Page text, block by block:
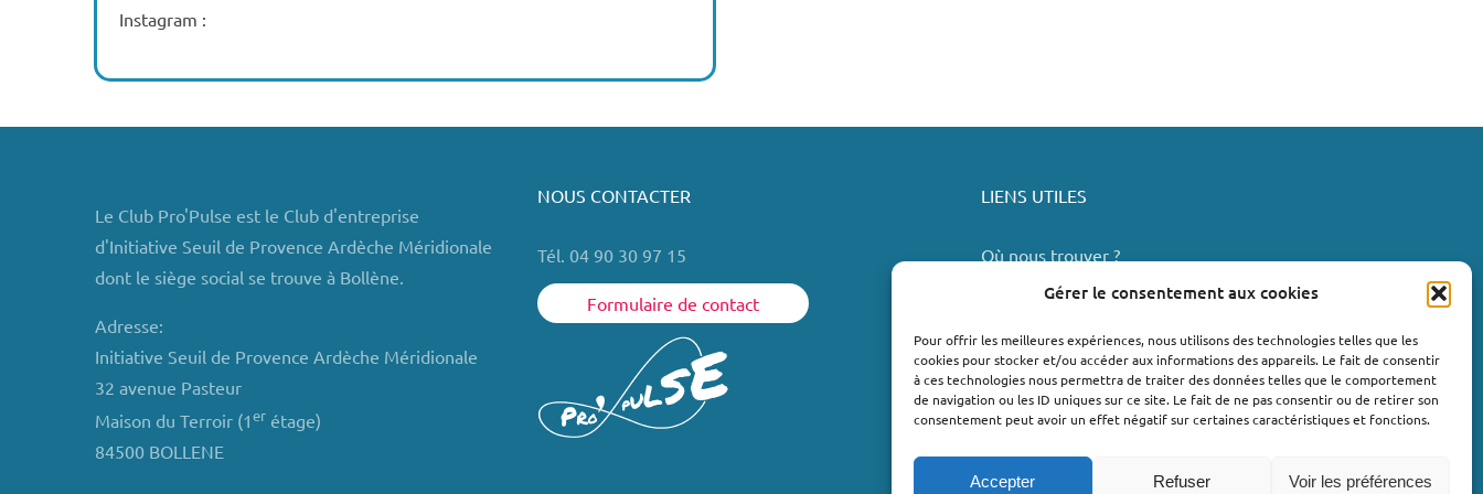
Gérer le consentement aux cookies
Pour offrir les meilleures expériences, nous utilisons des technologies telles que les
cookies pour stocker et/ou accéder aux informations des appareils. Le fait de consentir
à ces technologies nous permettra de traiter des données telles que le comportement
de navigation ou les ID uniques sur ce site. Le fait de ne pas consentir ou de retirer son
consentement peut avoir un effet négatif sur certaines caractéristiques et fonctions.
Accepter Refuser Voir les préférences
Instagram :
Le Club Pro'Pulse est le Club d'entreprise
d'Initiative Seuil de Provence Ardèche Méridionale
dont le siège social se trouve à Bollène.
Adresse:
Initiative Seuil de Provence Ardèche Méridionale
32 avenue Pasteur
Maison du Terroir (1erétage)
84500 BOLLENE
NOUS CONTACTER
Tél. 04 90 30 97 15
Formulaire de contact
LIENS UTILES
Où nous trouver ?
Valréas
Le Teil
Lachapelle-sous-Aubenas